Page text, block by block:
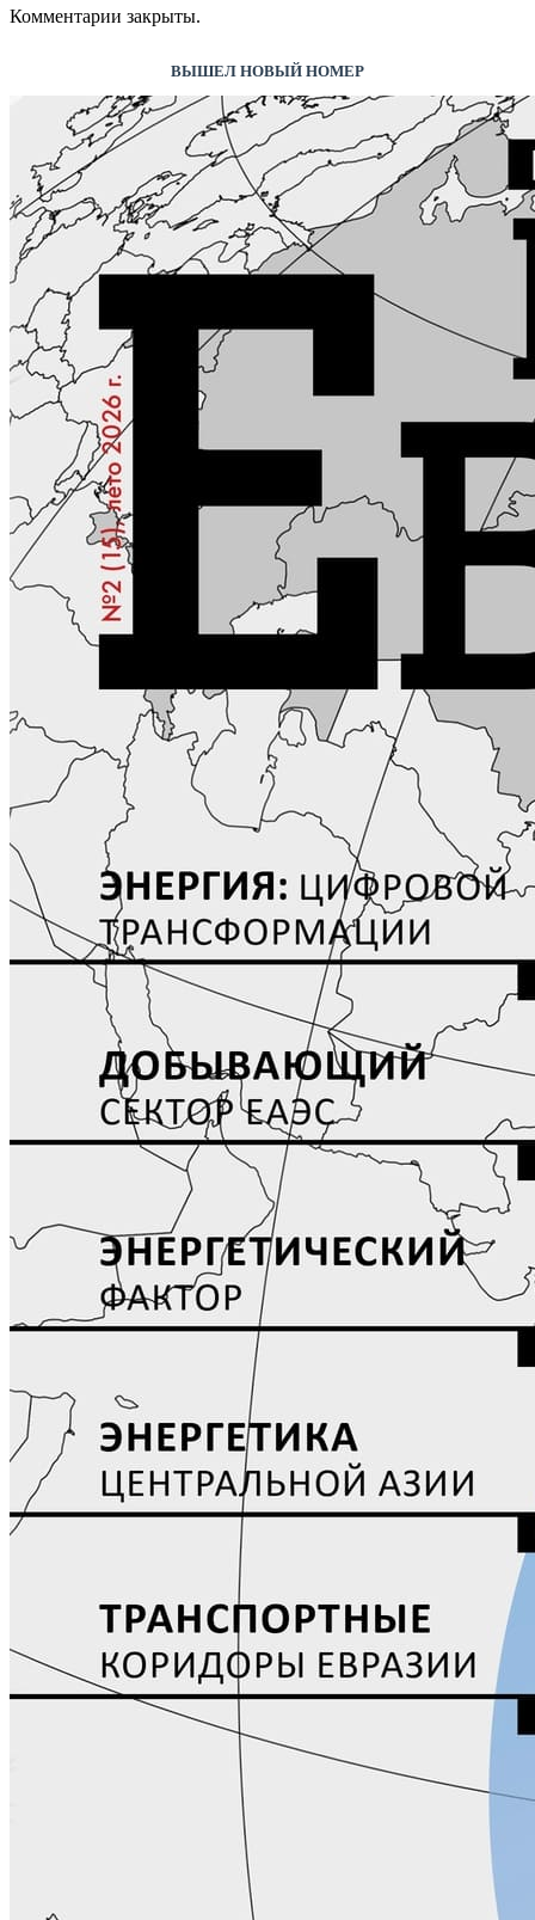
Комментарии закрыты.
ВЫШЕЛ НОВЫЙ НОМЕР